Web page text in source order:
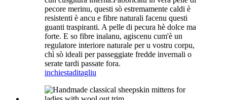
pecore merinu, questi sò estremamente caldi è
resistenti è ancu e fibre naturali facenu questi
guanti traspiranti. A pelle di pecura hè dolce ma
forte. E so fibre inalanu, agiscenu cum'è un
regulatore interiore naturale per u vostru corpu,
chì sò ideali per passeggiate fredde invernali o
serate tardi passate fora.
inchiestaditagliu